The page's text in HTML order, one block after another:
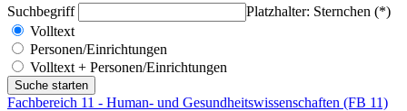
Suchbegriff
Platzhalter: Sternchen (*)
Volltext
Personen/Einrichtungen
Volltext + Personen/Einrichtungen
Fachbereich 11 - Human- und Gesundheitswissenschaften (FB 11)